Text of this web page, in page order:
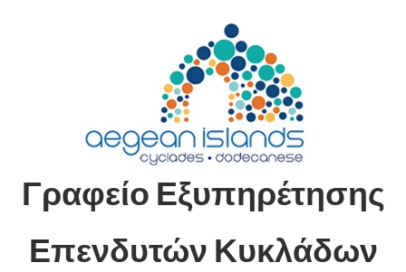
Γραφείο Εξυπηρέτησης
Επενδυτών Κυκλάδων